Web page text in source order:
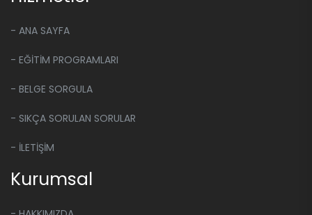
- ANA SAYFA
- EĞİTİM PROGRAMLARI
- BELGE SORGULA
- SIKÇA SORULAN SORULAR
- İLETİŞİM
Kurumsal